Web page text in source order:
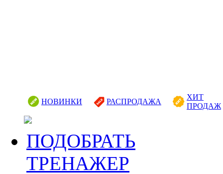
НОВИНКИ РАСПРОДАЖА
ХИТ
ПРОДАЖ
ПОДОБРАТЬ
ТРЕНАЖЕР